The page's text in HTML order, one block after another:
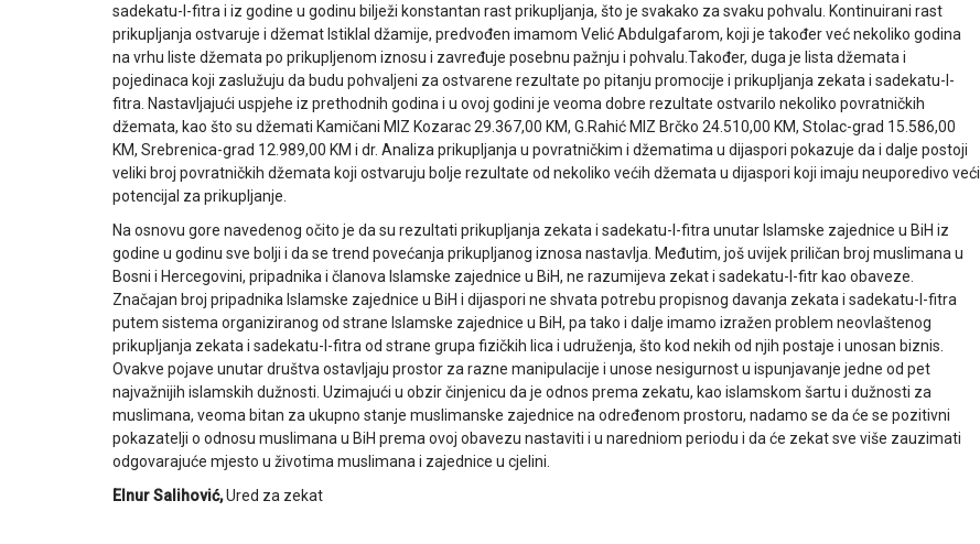
sadekatu-l-fitra i iz godine u godinu bilježi konstantan rast prikupljanja, što je svakako za svaku pohvalu. Kontinuirani rast
prikupljanja ostvaruje i džemat Istiklal džamije, predvođen imamom Velić Abdulgafarom, koji je također već nekoliko godina
na vrhu liste džemata po prikupljenom iznosu i zavređuje posebnu pažnju i pohvalu.Također, duga je lista džemata i
pojedinaca koji zaslužuju da budu pohvaljeni za ostvarene rezultate po pitanju promocije i prikupljanja zekata i sadekatu-l-
fitra. Nastavljajući uspjehe iz prethodnih godina i u ovoj godini je veoma dobre rezultate ostvarilo nekoliko povratničkih
džemata, kao što su džemati Kamičani MIZ Kozarac 29.367,00 KM, G.Rahić MIZ Brčko 24.510,00 KM, Stolac-grad 15.586,00
KM, Srebrenica-grad 12.989,00 KM i dr. Analiza prikupljanja u povratničkim i džematima u dijaspori pokazuje da i dalje postoji
veliki broj povratničkih džemata koji ostvaruju bolje rezultate od nekoliko većih džemata u dijaspori koji imaju neuporedivo veći
potencijal za prikupljanje.
Na osnovu gore navedenog očito je da su rezultati prikupljanja zekata i sadekatu-l-fitra unutar Islamske zajednice u BiH iz
godine u godinu sve bolji i da se trend povećanja prikupljanog iznosa nastavlja. Međutim, još uvijek priličan broj muslimana u
Bosni i Hercegovini, pripadnika i članova Islamske zajednice u BiH, ne razumijeva zekat i sadekatu-l-fitr kao obaveze.
Značajan broj pripadnika Islamske zajednice u BiH i dijaspori ne shvata potrebu propisnog davanja zekata i sadekatu-l-fitra
putem sistema organiziranog od strane Islamske zajednice u BiH, pa tako i dalje imamo izražen problem neovlaštenog
prikupljanja zekata i sadekatu-l-fitra od strane grupa fizičkih lica i udruženja, što kod nekih od njih postaje i unosan biznis.
Ovakve pojave unutar društva ostavljaju prostor za razne manipulacije i unose nesigurnost u ispunjavanje jedne od pet
najvažnijih islamskih dužnosti. Uzimajući u obzir činjenicu da je odnos prema zekatu, kao islamskom šartu i dužnosti za
muslimana, veoma bitan za ukupno stanje muslimanske zajednice na određenom prostoru, nadamo se da će se pozitivni
pokazatelji o odnosu muslimana u BiH prema ovoj obavezu nastaviti i u naredniom periodu i da će zekat sve više zauzimati
odgovarajuće mjesto u životima muslimana i zajednice u cjelini.
Elnur Salihović,Ured za zekat